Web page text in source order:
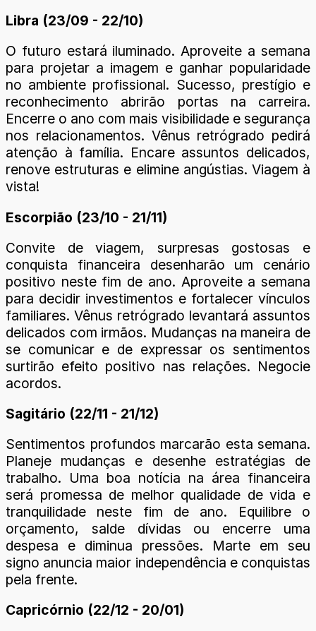
Libra (23/09 - 22/10)
O futuro estará iluminado. Aproveite a semana
para projetar a imagem e ganhar popularidade
no ambiente profissional. Sucesso, prestígio e
reconhecimento abrirão portas na carreira.
Encerre o ano com mais visibilidade e segurança
nos relacionamentos. Vênus retrógrado pedirá
atenção à família. Encare assuntos delicados,
renove estruturas e elimine angústias. Viagem à
vista!
Escorpião (23/10 - 21/11)
Convite de viagem, surpresas gostosas e
conquista financeira desenharão um cenário
positivo neste fim de ano. Aproveite a semana
para decidir investimentos e fortalecer vínculos
familiares. Vênus retrógrado levantará assuntos
delicados com irmãos. Mudanças na maneira de
se comunicar e de expressar os sentimentos
surtirão efeito positivo nas relações. Negocie
acordos.
Sagitário (22/11 - 21/12)
Sentimentos profundos marcarão esta semana.
Planeje mudanças e desenhe estratégias de
trabalho. Uma boa notícia na área financeira
será promessa de melhor qualidade de vida e
tranquilidade neste fim de ano. Equilibre o
orçamento, salde dívidas ou encerre uma
despesa e diminua pressões. Marte em seu
signo anuncia maior independência e conquistas
pela frente.
Capricórnio (22/12 - 20/01)